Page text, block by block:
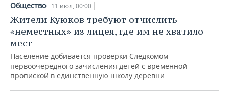
Общество 11 июл, 00:00
Жители Куюков требуют отчислить
«неместных» из лицея, где им не хватило
мест
Население добивается проверки Следкомом
первоочередного зачисления детей с временной
пропиской в единственную школу деревни